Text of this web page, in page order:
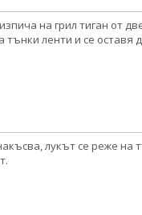
на грил тиган от
тънки ленти и се оставя
лукът се реже на